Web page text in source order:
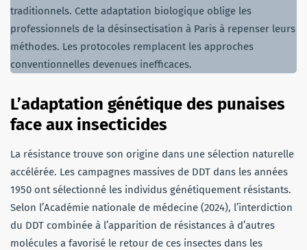
traditionnels. Cette adaptation biologique oblige les
professionnels de la désinsectisation à Paris à repenser leurs
méthodes. Les protocoles remplacent les approches
conventionnelles devenues inefficaces.
L’adaptation génétique des punaises
face aux insecticides
La résistance trouve son origine dans une sélection naturelle
accélérée. Les campagnes massives de DDT dans les années
1950 ont sélectionné les individus génétiquement résistants.
Selon l’Académie nationale de médecine (2024), l’interdiction
du DDT combinée à l’apparition de résistances à d’autres
molécules a favorisé le retour de ces insectes dans les